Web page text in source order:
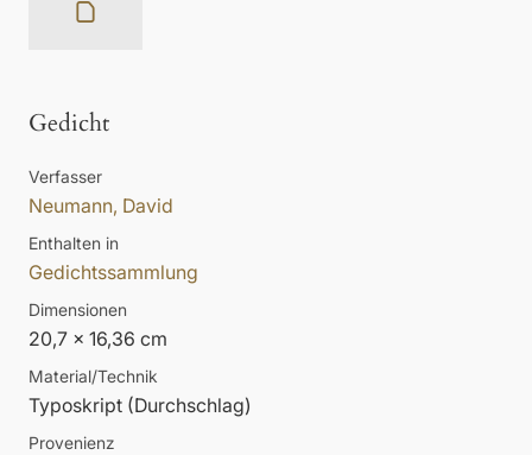
Gedicht
Verfasser
Neumann, David
Enthalten in
Gedichtssammlung
Dimensionen
20,7 x 16,36 cm
Material/Technik
Typoskript (Durchschlag)
Provenienz